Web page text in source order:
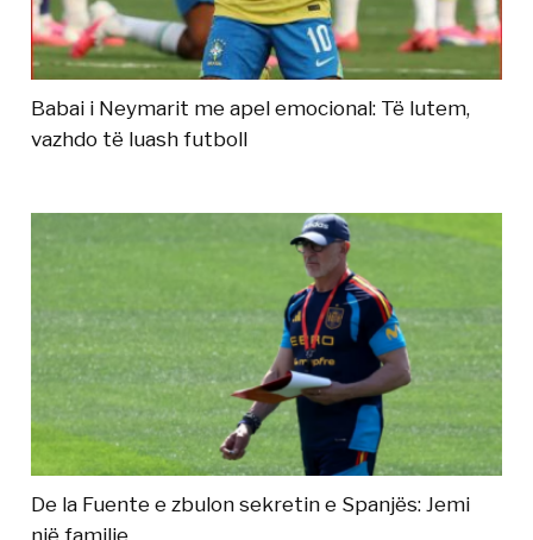
Babai i Neymarit me apel emocional: Të lutem,
vazhdo të luash futboll
De la Fuente e zbulon sekretin e Spanjës: Jemi
një familje